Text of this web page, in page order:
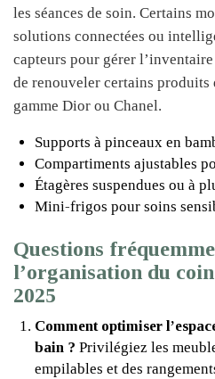
les séances de soin. Certains
solutions connectées ou
capteurs pour gérer
de renouveler certains produits
gamme Dior ou Chanel.
Supports à pinceaux en
Compartiments ajustables
Étagères suspendues ou à
Mini-frigos pour soins
Questions
l’organisation du
2025
Comment optimiser
bain ? Privilégiez les
empilables et des